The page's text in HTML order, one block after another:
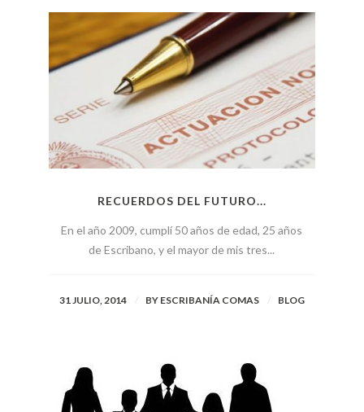
RECUERDOS DEL FUTURO...
En el año 2009, cumplí 50 años de edad, 25 años
de Escribano, y el mayor de mis tres...
31 JULIO, 2014 BY ESCRIBANÍA COMAS BLOG